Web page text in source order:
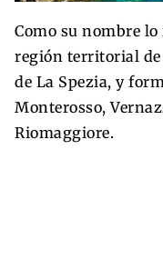
Como su nombre
región territorial
de La Spezia, y
Monterosso,
Riomaggiore.